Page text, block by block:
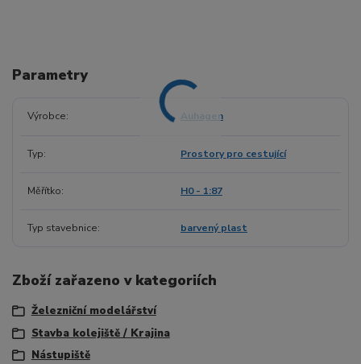
Parametry
Výrobce Auhagen
Typ Prostory pro cestující
Měřítko H0 - 1:87
Typ stavebnice barvený plast
Zboží zařazeno v kategoriích
Železniční modelářství
Stavba kolejiště / Krajina
Nástupiště